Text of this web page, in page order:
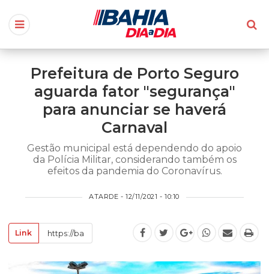
Prefeitura de Porto Seguro
aguarda fator "segurança"
para anunciar se haverá
Carnaval
Gestão municipal está dependendo do apoio
da Polícia Militar, considerando também os
efeitos da pandemia do Coronavírus.
ATARDE - 12/11/2021 - 10:10
Link